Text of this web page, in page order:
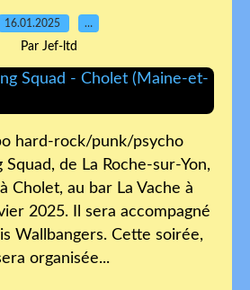
16.01.2025 …
Par Jef-ltd
hard-rock/punk/psycho
Squad, de La Roche-sur-Yon,
Cholet, au bar La Vache à
2025. Il sera accompagné
Wallbangers. Cette soirée,
organisée...